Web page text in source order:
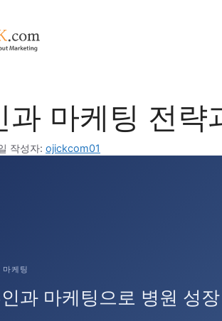
과 마케팅 전략
작성자: ojickcom01
케팅
과 마케팅으로 병원 성